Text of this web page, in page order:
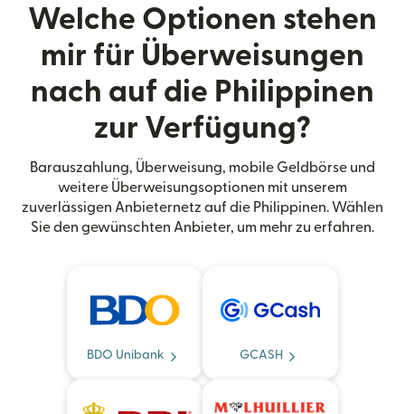
Welche Optionen stehen
mir für Überweisungen
nach auf die Philippinen
zur Verfügung?
Barauszahlung, Überweisung, mobile Geldbörse und
weitere Überweisungsoptionen mit unserem
zuverlässigen Anbieternetz auf die Philippinen. Wählen
Sie den gewünschten Anbieter, um mehr zu erfahren.
BDO Unibank GCASH